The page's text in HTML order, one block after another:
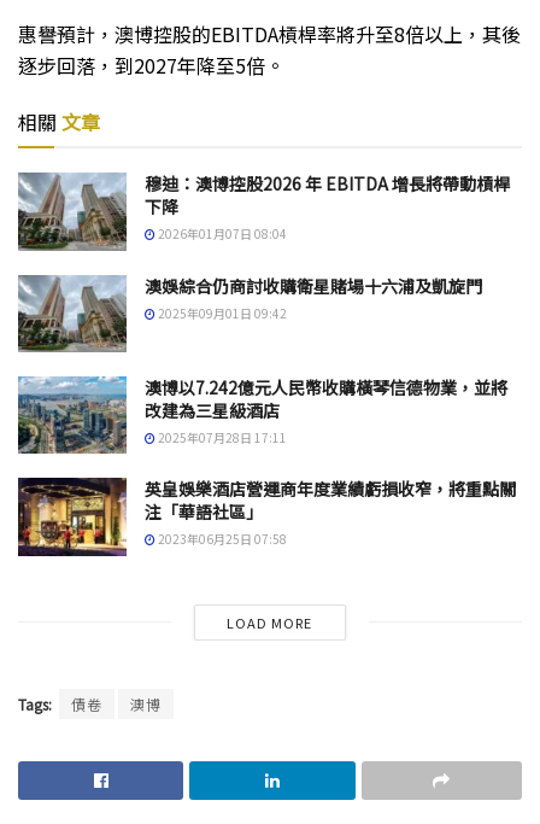
惠譽預計，澳博控股的EBITDA槓桿率將升至8倍以上，其後
逐步回落，到2027年降至5倍。
相關 文章
穆迪：澳博控股2026 年 EBITDA 增長將帶動槓桿
下降
2026年01月07日 08:04
澳娛綜合仍商討收購衛星賭場十六浦及凱旋門
2025年09月01日 09:42
澳博以7.242億元人民幣收購橫琴信德物業，並將
改建為三星級酒店
2025年07月28日 17:11
英皇娛樂酒店營運商年度業績虧損收窄，將重點關
注「華語社區」
2023年06月25日 07:58
LOAD MORE
Tags: 債卷 澳博